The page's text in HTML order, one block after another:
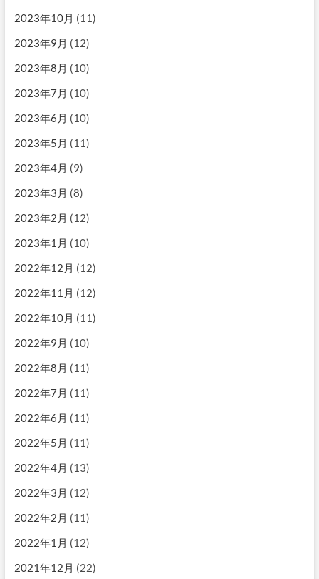
2023年10月 (11)
2023年9月 (12)
2023年8月 (10)
2023年7月 (10)
2023年6月 (10)
2023年5月 (11)
2023年4月 (9)
2023年3月 (8)
2023年2月 (12)
2023年1月 (10)
2022年12月 (12)
2022年11月 (12)
2022年10月 (11)
2022年9月 (10)
2022年8月 (11)
2022年7月 (11)
2022年6月 (11)
2022年5月 (11)
2022年4月 (13)
2022年3月 (12)
2022年2月 (11)
2022年1月 (12)
2021年12月 (22)